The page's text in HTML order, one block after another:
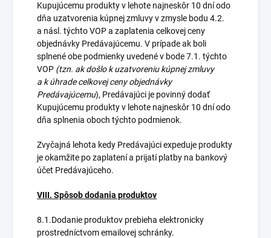
Kupujúcemu produkty v lehote najneskôr 10 dní odo
dňa uzatvorenia kúpnej zmluvy v zmysle bodu 4.2.
a násl. týchto VOP a zaplatenia celkovej ceny
objednávky Predávajúcemu. V prípade ak boli
splnené obe podmienky uvedené v bode 7.1. týchto
VOP (tzn. ak došlo k uzatvoreniu kúpnej zmluvy
a k úhrade celkovej ceny objednávky
Predávajúcemu), Predávajúci je povinný dodať
Kupujúcemu produkty v lehote najneskôr 10 dní odo
dňa splnenia oboch týchto podmienok.
Zvyčajná lehota kedy Predávajúci expeduje produkty
je okamžite po zaplatení a prijatí platby na bankový
účet Predávajúceho.
VIII. Spôsob dodania produktov
8.1.Dodanie produktov prebieha elektronicky
prostredníctvom emailovej schránky.